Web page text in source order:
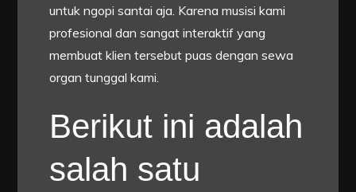
untuk ngopi santai aja. Karena musisi kami
profesional dan sangat interaktif yang
membuat klien tersebut puas dengan sewa
organ tunggal kami.
Berikut ini adalah
salah satu